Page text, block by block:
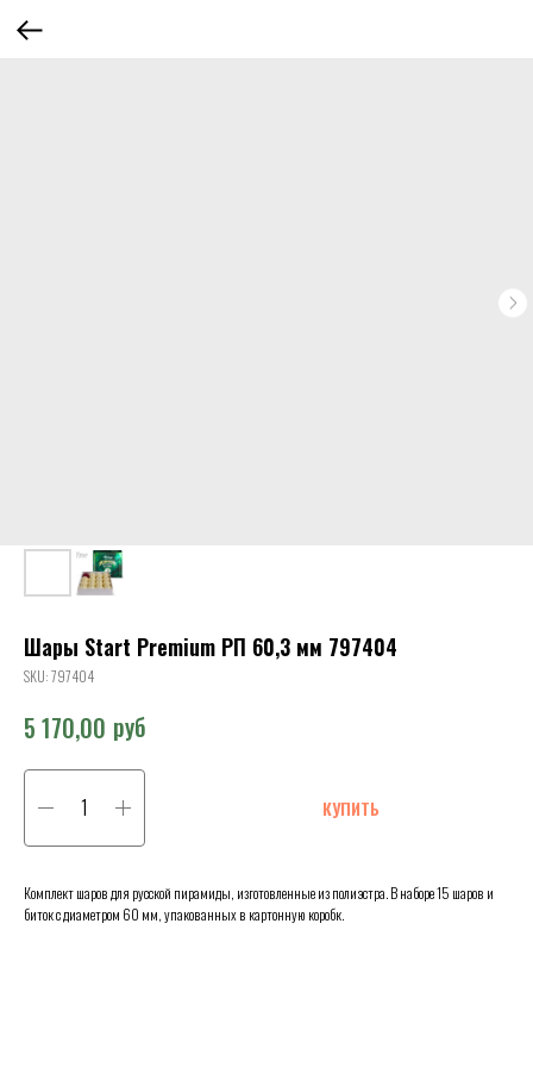
Шары Start Premium РП 60,3 мм 797404
SKU:797404
5 170,00 руб
КУПИТЬ
Комплект шаров для русской пирамиды, изготовленные из полиэстра. В наборе 15 шаров и
биток с диаметром 60 мм, упакованных в картонную коробк.